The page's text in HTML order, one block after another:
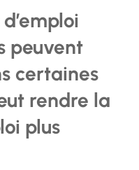
peuvent
certaines
rendre la
plus